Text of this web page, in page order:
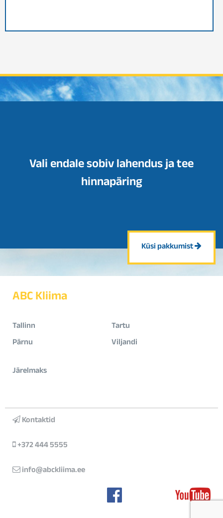
Vali endale sobiv lahendus ja tee
hinnapäring
Küsi pakkumist
ABC Kliima
Tallinn
Tartu
Pärnu
Viljandi
Järelmaks
Kontaktid
+372 444 5555
info@abckliima.ee